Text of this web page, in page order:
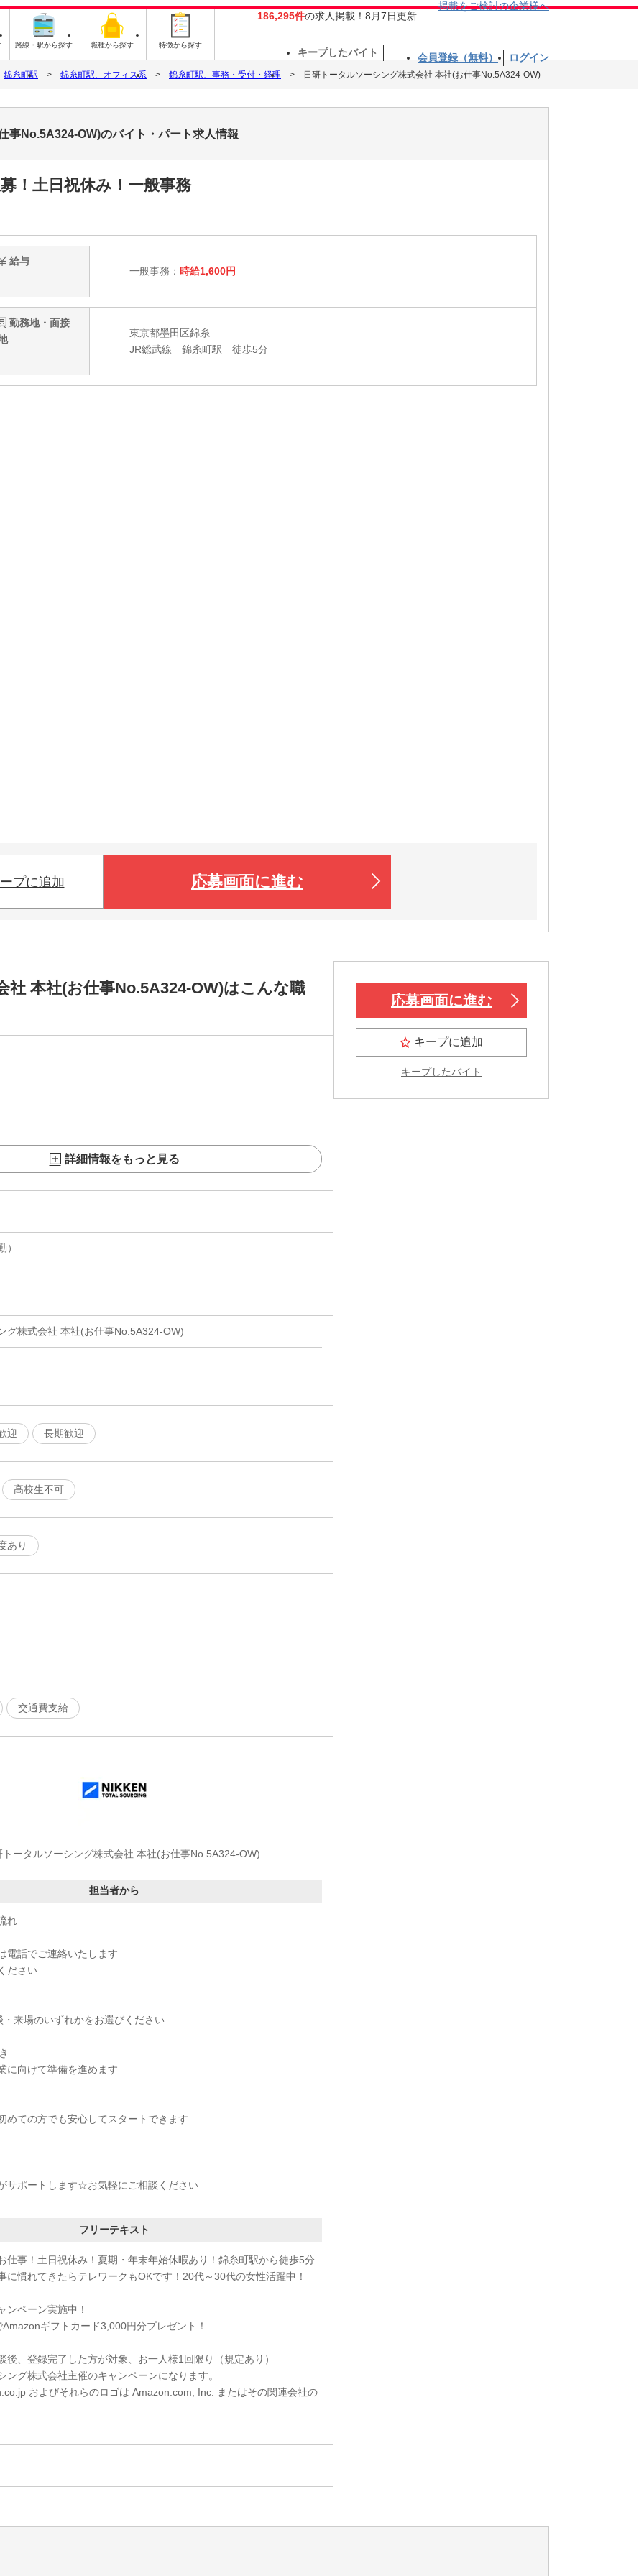
路線・駅から探す 職種から探す 特徴から探す
186,295件の求人掲載！8月7日更新
掲載をご検討の企業様へ
キープしたバイト 会員登録（無料） ログイン
錦糸町駅 錦糸町駅、オフィス系 錦糸町駅、事務・受付・経理 日研トータルソーシング株式会社 本社(お仕事No.5A324-OW)
事No.5A324-OW)のバイト・パート求人情報
！土日祝休み！一般事務
給与
一般事務： 時給1,600円
勤務地・面接
東京都墨田区錦糸
JR総武線 錦糸町駅 徒歩5分
プに追加 応募画面に進む
社 本社(お仕事No.5A324-OW)はこんな職
詳細情報をもっと見る
）
グ株式会社 本社(お仕事No.5A324-OW)
迎 長期歓迎
高校生不可
あり
交通費支給
トータルソーシング株式会社 本社(お仕事No.5A324-OW)
担当者から
れ
電話でご連絡いたします
ださい
来場のいずれかをお選びください
に向けて準備を進めます
めての方でも安心してスタートできます
サポートします☆お気軽にご相談ください
フリーテキスト
仕事！土日祝休み！夏期・年末年始休暇あり！錦糸町駅から徒歩5分
に慣れてきたらテレワークもOKです！20代～30代の女性活躍中！
ペーン実施中！
ギフトカード3,000円分プレゼント！
、登録完了した方が対象、お一人様1回限り（規定あり）
グ株式会社主催のキャンペーンになります。
およびそれらのロゴは Amazon.com, Inc. またはその関連会社の
応募画面に進む
キープに追加
キープしたバイト